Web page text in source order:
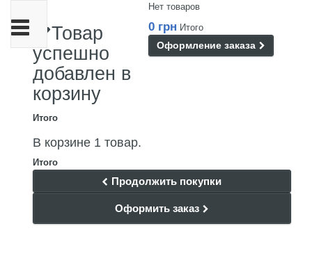
Нет товаров
0 грн Итого
Оформление заказа
Товар
успешно
добавлен в
корзину
Итого
В корзине 1 товар.
Итого
Продолжить покупки
Оформить заказ
Переключить
навигации